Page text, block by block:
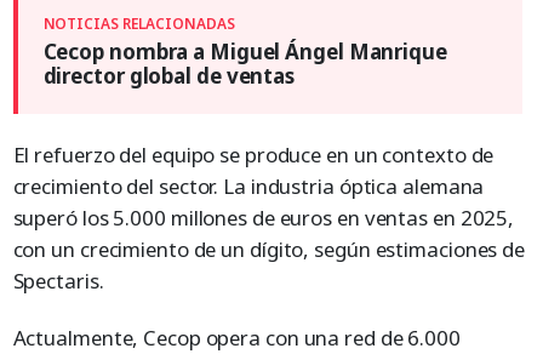
Cecop nombra a Miguel Ángel Manrique
director global de ventas
El refuerzo del equipo se produce en un contexto de
crecimiento del sector. La industria óptica alemana
superó los 5.000 millones de euros en ventas en 2025,
con un crecimiento de un dígito, según estimaciones de
Spectaris.
Actualmente, Cecop opera con una red de 6.000